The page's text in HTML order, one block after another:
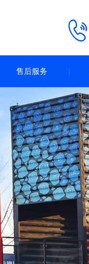
售后服务